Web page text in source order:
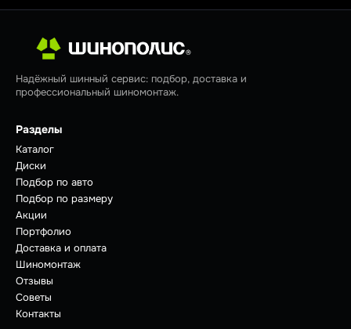
Надёжный шинный сервис: подбор, доставка и
профессиональный шиномонтаж.
Разделы
Каталог
Диски
Подбор по авто
Подбор по размеру
Акции
Портфолио
Доставка и оплата
Шиномонтаж
Отзывы
Советы
Контакты